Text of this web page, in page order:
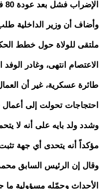
الإضراب فشل بعد عودة 80 في المائة من العمال إلى العمل.
وأضاف أن وزير الداخلية
ملتقى للولاة حول خطط
الاعتصام انتهى، وغادر
طائرة عسكرية، غير أن
احتجاجات تحولت إلى أعمال
وشدد ولد بايه على أنه لا
مؤكداً أنه يتحدى أي جهة
وقال إن الرئيس السابق
الأحداث وحمّله مسؤولية ما